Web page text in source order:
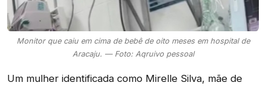
Monitor que caiu em cima de bebê de oito meses em hospital de
Aracaju. — Foto: Aqruivo pessoal
Um mulher identificada como Mirelle Silva, mãe de